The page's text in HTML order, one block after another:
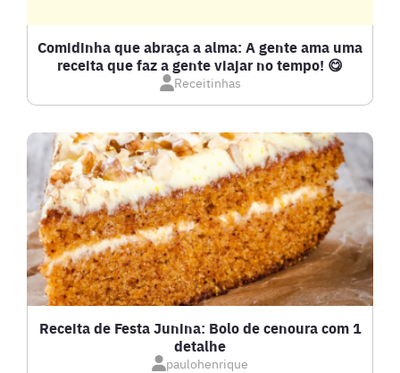
DOCES E SOBREMESAS
DRINKS
FRANGO
FRUTOS DO MAR
GRATINADOS
Comidinha que abraça a alma: A gente ama uma
receita que faz a gente viajar no tempo! 😋
Receitinhas
Receita de Festa Junina: Bolo de cenoura com 1
detalhe
paulohenrique